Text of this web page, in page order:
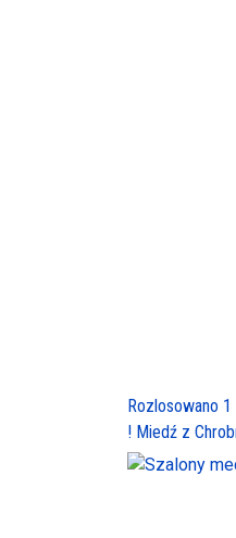
Rozlosowano
! Miedź z